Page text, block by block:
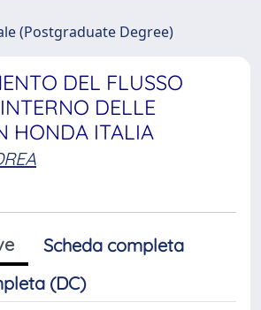
(Postgraduate Degree)
DEL FLUSSO
DELLE
HONDA ITALIA
Scheda completa
(DC)